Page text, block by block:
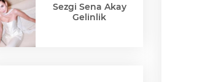
Sezgi Sena Akay
Gelinlik